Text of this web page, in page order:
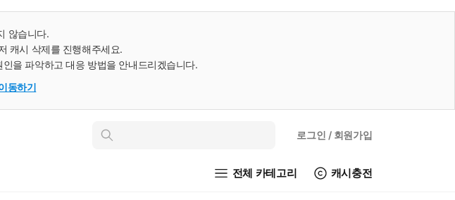
않습니다.
캐시 삭제를 진행해주세요.
을 파악하고 대응 방법을 안내드리겠습니다.
동하기
인
로그인 / 회원가입
전체 카테고리 캐시충전